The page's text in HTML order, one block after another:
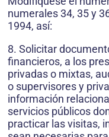
numerales 34, 35 y
1994, así:
8. Solicitar
financieros, a los
privadas o mixtas,
o supervisores y
información
servicios públicos
practicar las visitas,